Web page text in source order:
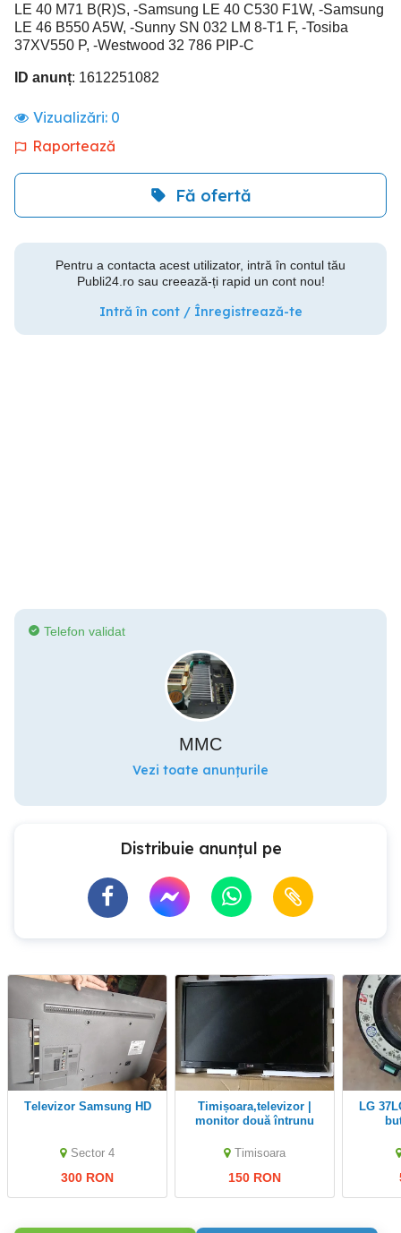
LE 40 M71 B(R)S, -Samsung LE 40 C530 F1W, -Samsung
LE 46 B550 A5W, -Sunny SN 032 LM 8-T1 F, -Tosiba
37XV550 P, -Westwood 32 786 PIP-C
ID anunț: 1612251082
Vizualizări: 0
Raportează
Fă ofertă
Pentru a contacta acest utilizator, intră în contul tău
Publi24.ro sau creează-ți rapid un cont nou!
Intră în cont / Înregistrează-te
Telefon validat
MMC
Vezi toate anunțurile
Distribuie anunțul pe
Televizor Samsung HD
Sector 4
300 RON
Timișoara,televizor |
monitor două întrunu
ron
Timisoara
150 RON
LG 37LG6000 led + ir +